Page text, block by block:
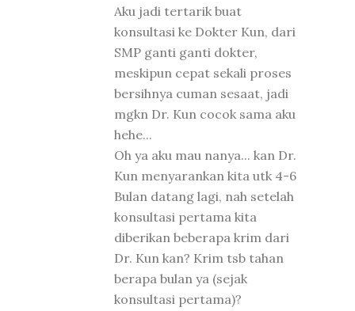
Aku jadi tertarik buat
konsultasi ke Dokter Kun, dari
SMP ganti ganti dokter,
meskipun cepat sekali proses
bersihnya cuman sesaat, jadi
mgkn Dr. Kun cocok sama aku
hehe...
Oh ya aku mau nanya... kan Dr.
Kun menyarankan kita utk 4-6
Bulan datang lagi, nah setelah
konsultasi pertama kita
diberikan beberapa krim dari
Dr. Kun kan? Krim tsb tahan
berapa bulan ya (sejak
konsultasi pertama)?